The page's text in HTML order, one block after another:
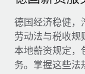
服务
咨询专家
与我们共探
Remote
集成与人工
新闻室
薪金与人才洞察
洞察中心
中文（简体）
德国经济稳健，
劳动法与税收规
本地薪资规定，
务。掌握这些法